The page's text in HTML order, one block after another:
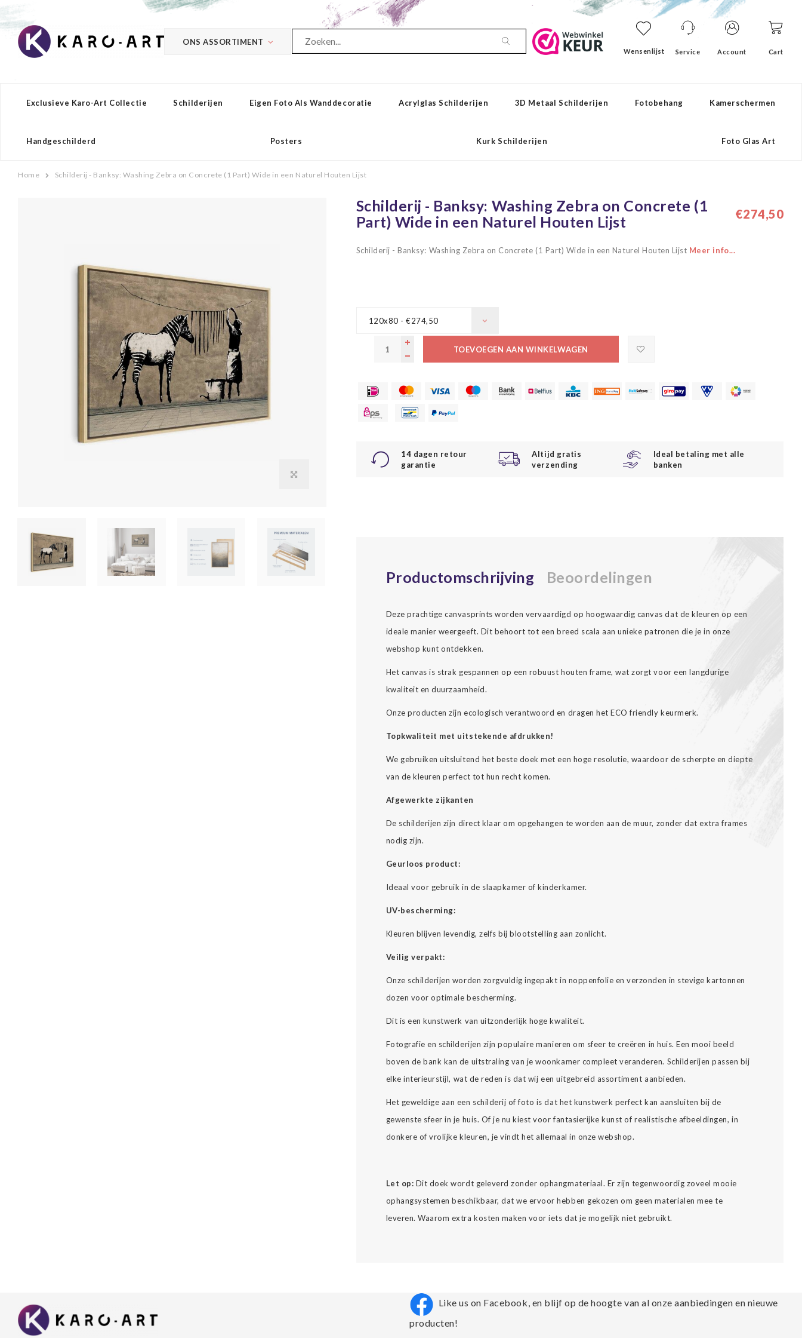
ONS ASSORTIMENT
Wensenlijst Service Account Cart
Exclusieve Karo-Art Collectie Schilderijen Eigen Foto Als Wanddecoratie Acrylglas Schilderijen 3D Metaal Schilderijen Fotobehang Kamerschermen
Handgeschilderd Posters Kurk Schilderijen Foto Glas Art
Home Schilderij - Banksy: Washing Zebra on Concrete (1 Part) Wide in een Naturel Houten Lijst
Schilderij - Banksy: Washing Zebra on Concrete (1
Part) Wide in een Naturel Houten Lijst
€274,50
Schilderij - Banksy: Washing Zebra on Concrete (1 Part) Wide in een Naturel Houten Lijst Meer info...
120x80 - €274,50
TOEVOEGEN AAN WINKELWAGEN
14 dagen retour
garantie
Altijd gratis
verzending
Ideal betaling met alle
banken
Productomschrijving Beoordelingen
Deze prachtige canvasprints worden vervaardigd op hoogwaardig canvas dat de kleuren op een
ideale manier weergeeft. Dit behoort tot een breed scala aan unieke patronen die je in onze
webshop kunt ontdekken.
Het canvas is strak gespannen op een robuust houten frame, wat zorgt voor een langdurige
kwaliteit en duurzaamheid.
Onze producten zijn ecologisch verantwoord en dragen het ECO friendly keurmerk.
Topkwaliteit met uitstekende afdrukken!
We gebruiken uitsluitend het beste doek met een hoge resolutie, waardoor de scherpte en diepte
van de kleuren perfect tot hun recht komen.
Afgewerkte zijkanten
De schilderijen zijn direct klaar om opgehangen te worden aan de muur, zonder dat extra frames
nodig zijn.
Geurloos product:
Ideaal voor gebruik in de slaapkamer of kinderkamer.
UV-bescherming:
Kleuren blijven levendig, zelfs bij blootstelling aan zonlicht.
Veilig verpakt:
Onze schilderijen worden zorgvuldig ingepakt in noppenfolie en verzonden in stevige kartonnen
dozen voor optimale bescherming.
Dit is een kunstwerk van uitzonderlijk hoge kwaliteit.
Fotografie en schilderijen zijn populaire manieren om sfeer te creëren in huis. Een mooi beeld
boven de bank kan de uitstraling van je woonkamer compleet veranderen. Schilderijen passen bij
elke interieurstijl, wat de reden is dat wij een uitgebreid assortiment aanbieden.
Het geweldige aan een schilderij of foto is dat het kunstwerk perfect kan aansluiten bij de
gewenste sfeer in je huis. Of je nu kiest voor fantasierijke kunst of realistische afbeeldingen, in
donkere of vrolijke kleuren, je vindt het allemaal in onze webshop.
Let op: Dit doek wordt geleverd zonder ophangmateriaal. Er zijn tegenwoordig zoveel mooie
ophangsystemen beschikbaar, dat we ervoor hebben gekozen om geen materialen mee te
leveren. Waarom extra kosten maken voor iets dat je mogelijk niet gebruikt.
Like us on Facebook, en blijf op de hoogte van al onze aanbiedingen en nieuwe
producten!